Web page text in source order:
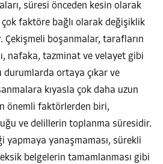
süresi önceden kesin olarak
faktöre bağlı olarak değişiklik
Çekişmeli boşanmalar, tarafların
nafaka, tazminat ve velayet gibi
durumlarda ortaya çıkar ve
kıyasla çok daha uzun
önemli faktörlerden biri,
ve delillerin toplanma süresidir.
yapmaya yanaşmaması, sürekli
belgelerin tamamlanması gibi